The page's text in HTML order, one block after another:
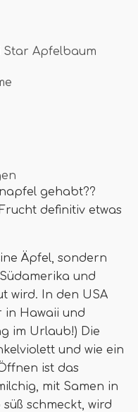
Apfelbaum
gehabt??
definitiv etwas
Äpfel, sondern
und
wird. In den USA
in Hawaii und
im Urlaub!) Die
und wie ein
ist das
mit Samen in
süß schmeckt, wird